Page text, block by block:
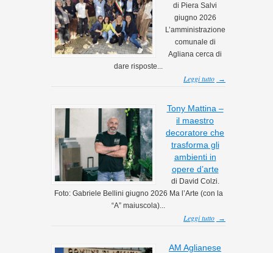
di Piera Salvi
giugno 2026
L’amministrazione
comunale di
Agliana cerca di
dare risposte...
Leggi tutto →
Tony Mattina –
il maestro
decoratore che
trasforma gli
ambienti in
opere d’arte
di David Colzi.
Foto: Gabriele Bellini giugno 2026 Ma l’Arte (con la
“A” maiuscola)...
Leggi tutto →
AM Aglianese